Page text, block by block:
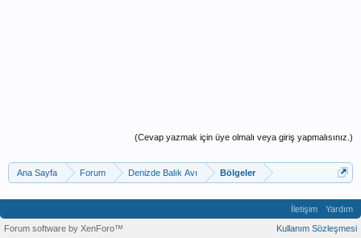
(Cevap yazmak için üye olmalı veya giriş yapmalısınız.)
Ana Sayfa Forum Denizde Balık Avı Bölgeler
İletişim
Yardım
Kullanım Sözleşmesi
Forum software by XenForo™